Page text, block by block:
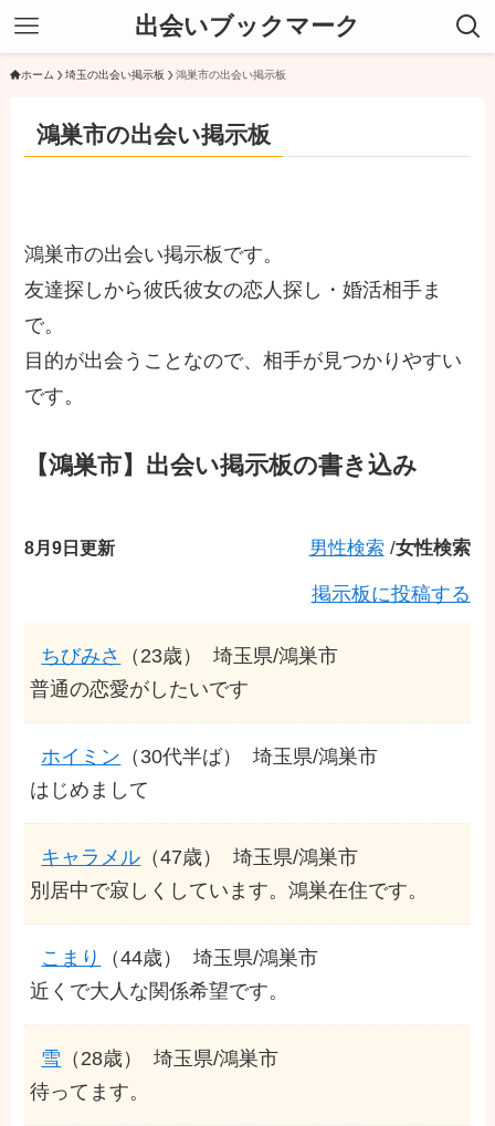
出会いブックマーク
ホーム 埼玉の出会い掲示板 鴻巣市の出会い掲示板
鴻巣市の出会い掲示板
鴻巣市の出会い掲示板です。
友達探しから彼氏彼女の恋人探し・婚活相手ま
で。
目的が出会うことなので、相手が見つかりやすい
です。
【鴻巣市】出会い掲示板の書き込み
8月9日更新 男性検索 /女性検索
掲示板に投稿する
ちびみさ （23歳）
埼玉県/鴻巣市
普通の恋愛がしたいです
ホイミン （30代半ば）
埼玉県/鴻巣市
はじめまして
キャラメル （47歳）
埼玉県/鴻巣市
別居中で寂しくしています。鴻巣在住です。
こまり （44歳）
埼玉県/鴻巣市
近くで大人な関係希望です。
雪 （28歳）
埼玉県/鴻巣市
待ってます。